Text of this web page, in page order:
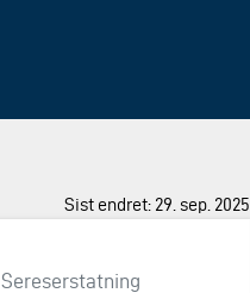
Sist endret: 29. sep. 2025
Sereserstatning